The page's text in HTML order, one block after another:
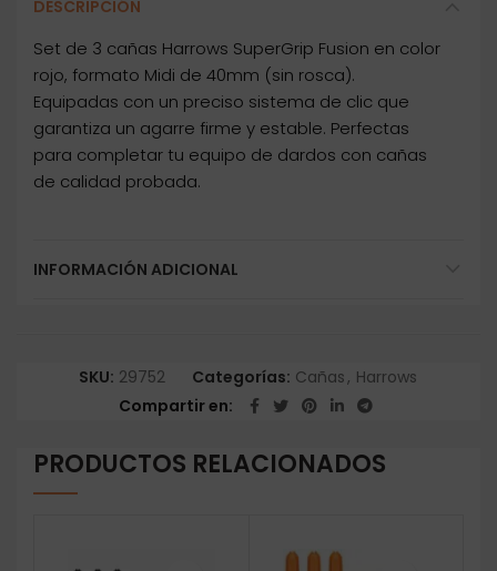
DESCRIPCIÓN
Set de 3 cañas Harrows SuperGrip Fusion en color
rojo, formato Midi de 40mm (sin rosca).
Equipadas con un preciso sistema de clic que
garantiza un agarre firme y estable. Perfectas
para completar tu equipo de dardos con cañas
de calidad probada.
INFORMACIÓN ADICIONAL
SKU: 29752 Categorías: Cañas, Harrows
Compartir en
PRODUCTOS RELACIONADOS